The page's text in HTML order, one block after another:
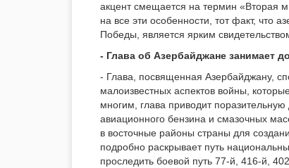
акцент смещается на термин «Вторая
на все эти особенности, тот факт, что
Победы, является ярким
- Глава об Азербайджане занимает
- Глава, посвященная Азербайджану,
малоизвестных аспектов войны,
многим, глава приводит
авиационного бензина и смазочных
в восточные районы страны для
подробно раскрывает путь
проследить боевой путь 77-й, 416-й,